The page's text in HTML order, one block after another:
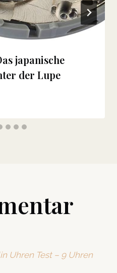
japanische
der Lupe
Uhren Test – 9 Uhren